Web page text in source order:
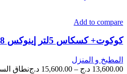
Add to compare
كوكوت+ كسكاس 5لتر إينوكس 18\10 صنع تركي
المطبخ و المنزل
13,600.00 د.ج –
15,600.00 د.ج